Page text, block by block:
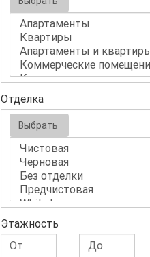
Отделка
Выбрать
Этажность